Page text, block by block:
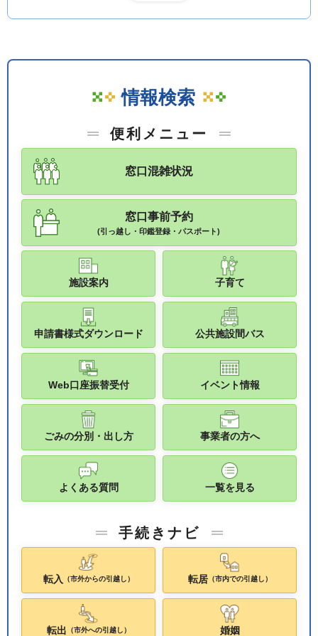
情報検索
便利メニュー
窓口混雑状況
窓口事前予約
(引っ越し・印鑑登録・パスポート)
施設案内 子育て
申請書様式ダウンロード 公共施設間バス
Web口座振替受付 イベント情報
ごみの分別・出し方 事業者の方へ
よくある質問 一覧を見る
手続きナビ
転入 （市外からの引越し） 転居（市内での引越し）
転出 （市外への引越し） 婚姻